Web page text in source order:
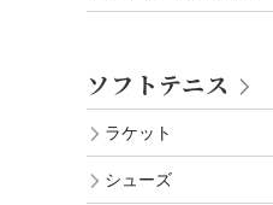
ソフトテニス
ラケット
シューズ